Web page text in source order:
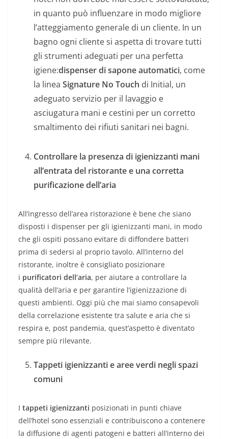
in quanto può influenzare in modo migliore
l’atteggiamento generale di un cliente. In un
bagno ogni cliente si aspetta di trovare tutti
gli strumenti adeguati per una perfetta
igiene:dispenser di sapone automatici, come
la linea Signature No Touch di Initial, un
adeguato servizio per il lavaggio e
asciugatura mani e cestini per un corretto
smaltimento dei rifiuti sanitari nei bagni.
Controllare la presenza di igienizzanti mani
all’entrata del ristorante e una corretta
purificazione dell’aria
All’ingresso dell’area ristorazione è bene che siano
disposti i dispenser per gli igienizzanti mani, in modo
che gli ospiti possano evitare di diffondere batteri
prima di sedersi al proprio tavolo. All’interno del
ristorante, inoltre è consigliato posizionare
i purificatori dell’aria, per aiutare a controllare la
qualità dell’aria e per garantire l’igienizzazione di
questi ambienti. Oggi più che mai siamo consapevoli
della correlazione esistente tra salute e aria che si
respira e, post pandemia, quest’aspetto è diventato
sempre più rilevante.
Tappeti igienizzanti e aree verdi negli spazi
comuni
I tappeti igienizzanti posizionati in punti chiave
dell’hotel sono essenziali e contribuiscono a contenere
la diffusione di agenti patogeni e batteri all’interno dei